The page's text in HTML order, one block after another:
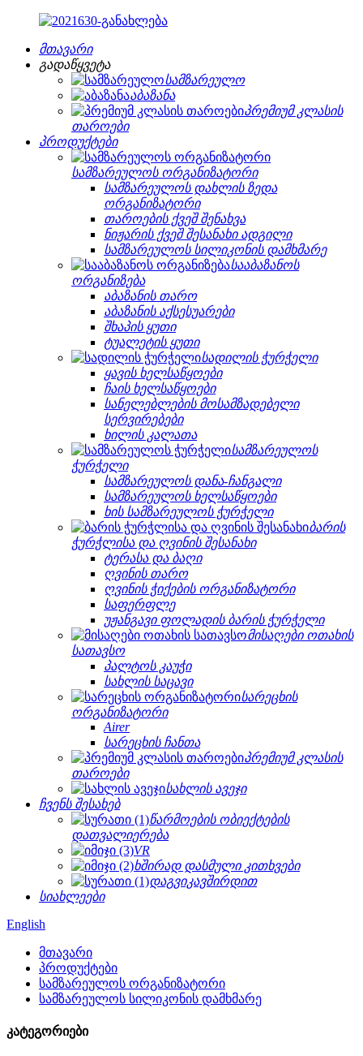
მთავარი
გადაწყვეტა
სამზარეულო
აბაზანა
პრემიუმ კლასის
თაროები
პროდუქტები
სამზარეულოს ორგანიზატორი
სამზარეულოს დახლის ზედა
ორგანიზატორი
თაროების ქვეშ შენახვა
ნიჟარის ქვეშ შესანახი ადგილი
სამზარეულოს სილიკონის დამხმარე
სააბაზანოს
ორგანიზება
აბაზანის თარო
აბაზანის აქსესუარები
შხაპის ყუთი
ტუალეტის ყუთი
სადილის ჭურჭელი
ყავის ხელსაწყოები
ჩაის ხელსაწყოები
სანელებლების მოსამზადებელი
სერვირებები
ხილის კალათა
სამზარეულოს
ჭურჭელი
სამზარეულოს დანა-ჩანგალი
სამზარეულოს ხელსაწყოები
ხის სამზარეულოს ჭურჭელი
ბარის
ჭურჭლისა და ღვინის შესანახი
ტერასა და ბაღი
ღვინის თარო
ღვინის ჭიქების ორგანიზატორი
საფერფლე
უჟანგავი ფოლადის ბარის ჭურჭელი
მისაღები ოთახის
სათავსო
პალტოს კაუჭი
სახლის საცავი
სარეცხის
ორგანიზატორი
Airer
სარეცხის ჩანთა
პრემიუმ კლასის
თაროები
სახლის ავეჯი
ჩვენს შესახებ
წარმოების ობიექტების
დათვალიერება
VR
ხშირად დასმული კითხვები
დაგვიკავშირდით
სიახლეები
English
მთავარი
პროდუქტები
სამზარეულოს ორგანიზატორი
სამზარეულოს სილიკონის დამხმარე
კატეგორიები